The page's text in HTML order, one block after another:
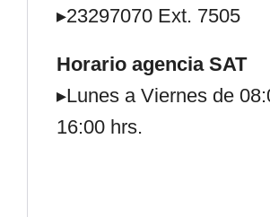
▸23297070 Ext. 7505
Horario agencia SAT
▸Lunes a Viernes de
16:00 hrs.